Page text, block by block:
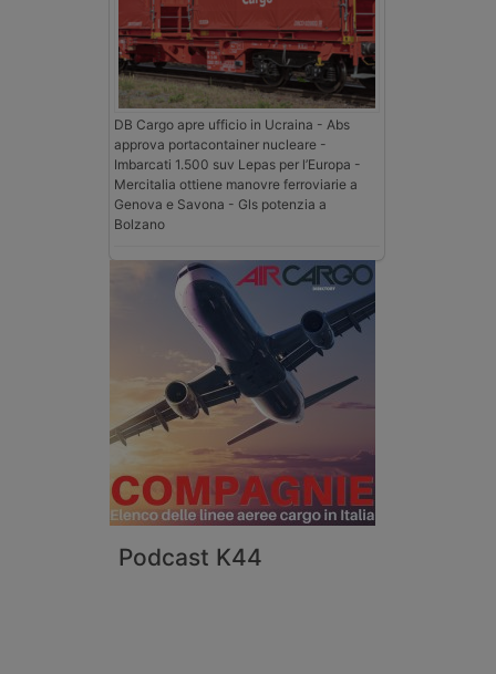
DB Cargo apre ufficio in Ucraina - Abs
approva portacontainer nucleare -
Imbarcati 1.500 suv Lepas per l’Europa -
Mercitalia ottiene manovre ferroviarie a
Genova e Savona - Gls potenzia a
Bolzano
Podcast K44